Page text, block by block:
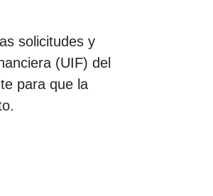
solicitudes y
(UIF) del
para que la